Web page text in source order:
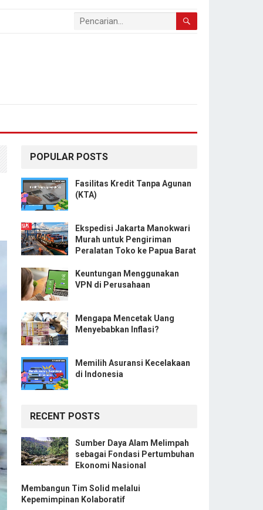
POPULAR POSTS
Fasilitas Kredit Tanpa Agunan
(KTA)
Ekspedisi Jakarta Manokwari
Murah untuk Pengiriman
Peralatan Toko ke Papua Barat
Keuntungan Menggunakan
VPN di Perusahaan
Mengapa Mencetak Uang
Menyebabkan Inflasi?
Memilih Asuransi Kecelakaan
di Indonesia
RECENT POSTS
Sumber Daya Alam Melimpah
sebagai Fondasi Pertumbuhan
Ekonomi Nasional
Membangun Tim Solid melalui
Kepemimpinan Kolaboratif